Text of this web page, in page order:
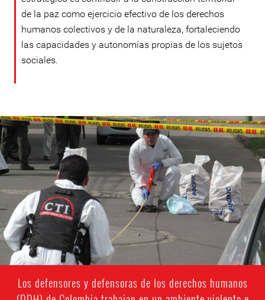
de la paz como ejercicio efectivo de los derechos
humanos colectivos y de la naturaleza, fortaleciendo
las capacidades y autonomías propias de los sujetos
sociales.
colombia-
general-
context.jpg
Los defensores y defensoras de los derechos humanos